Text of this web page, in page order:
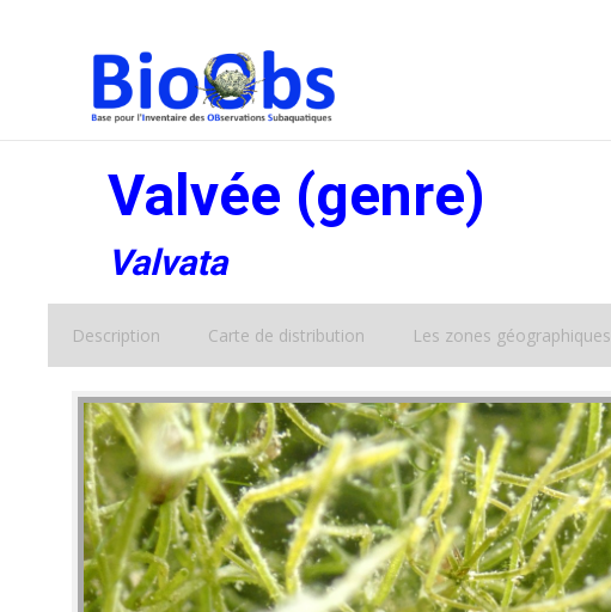
Valvée (genre)
Valvata
Description Carte de distribution Les zones géographiques